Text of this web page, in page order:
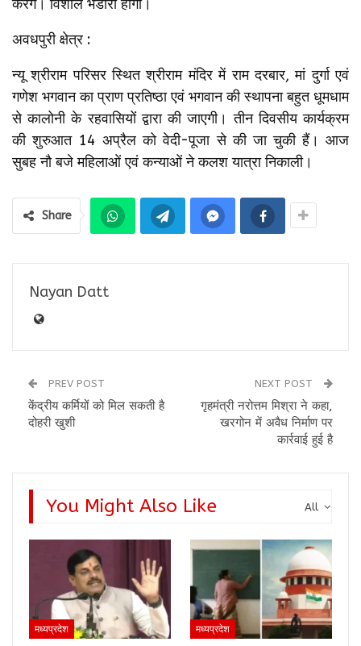
करेगें। विशाल भंडारा होगा।
अवधपुरी क्षेत्र :
न्यू श्रीराम परिसर स्थित श्रीराम मंदिर में राम दरबार, मां दुर्गा एवं
गणेश भगवान का प्राण प्रतिष्ठा एवं भगवान की स्थापना बहुत धूमधाम
से कालोनी के रहवासियों द्वारा की जाएगी। तीन दिवसीय कार्यक्रम
की शुरुआत 14 अप्रैल को वेदी-पूजा से की जा चुकी हैं। आज
सुबह नौ बजे महिलाओं एवं कन्याओं ने कलश यात्रा निकाली।
Share
Nayan Datt
PREV POST
केंद्रीय कर्मियों को मिल सकती है
दोहरी खुशी
NEXT POST
गृहमंत्री नरोत्तम मिश्रा ने कहा,
खरगोन में अवैध निर्माण पर
कार्रवाई हुई है
All
You Might Also Like
मध्यप्रदेश मध्यप्रदेश